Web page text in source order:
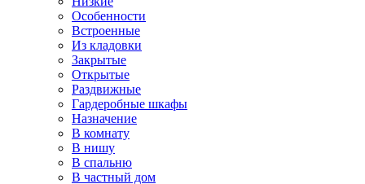
Особенности
Встроенные
Из кладовки
Закрытые
Открытые
Раздвижные
Гардеробные шкафы
Назначение
В комнату
В нишу
В спальню
В частный дом